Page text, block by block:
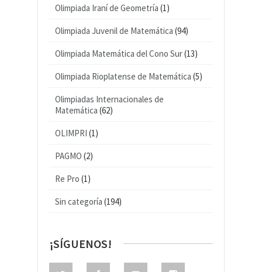
Olimpiada Iraní de Geometría (1)
Olimpiada Juvenil de Matemática (94)
Olimpiada Matemática del Cono Sur(13)
Olimpiada Rioplatense de Matemática (5)
Olimpiadas Internacionales de
Matemática (62)
OLIMPRI (1)
PAGMO (2)
Re Pro (1)
Sin categoría (194)
¡SÍGUENOS!